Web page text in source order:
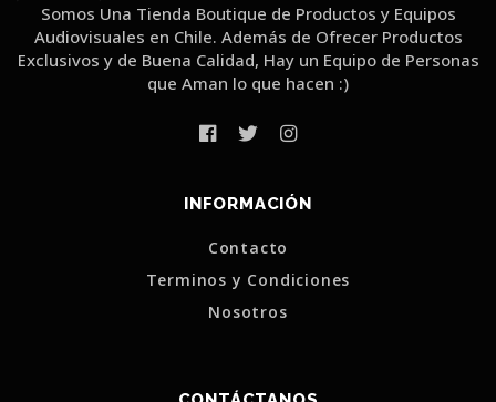
Somos Una Tienda Boutique de Productos y Equipos
Audiovisuales en Chile. Además de Ofrecer Productos
Exclusivos y de Buena Calidad, Hay un Equipo de Personas
que Aman lo que hacen :)
INFORMACIÓN
Contacto
Terminos y Condiciones
Nosotros